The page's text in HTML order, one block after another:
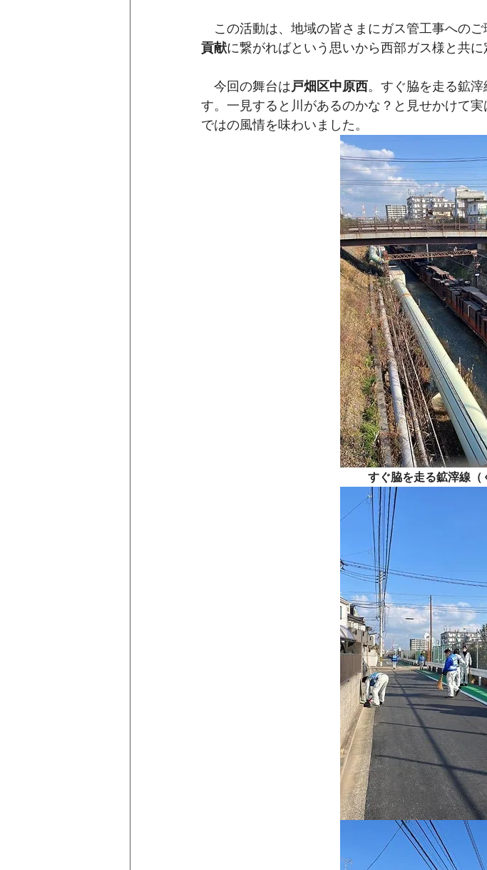
この活動は、地域の皆さまにガス管工事への
貢献に繋がればという思いから西部ガス様と共に
今回の舞台は戸畑区中原西。すぐ脇を走る鉱
す。一見すると川があるのかな？と見せかけて
ではの風情を味わいました。
すぐ脇を走る鉱滓線（